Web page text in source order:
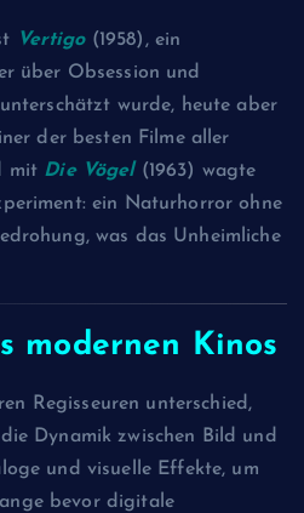
Vertigo (1958), ein
über Obsession und
wurde, heute aber
der besten Filme aller
mit Die Vögel (1963) wagte
ein Naturhorror ohne
was das Unheimliche
modernen Kinos
Regisseuren unterschied,
Dynamik zwischen Bild und
und visuelle Effekte, um
bevor digitale